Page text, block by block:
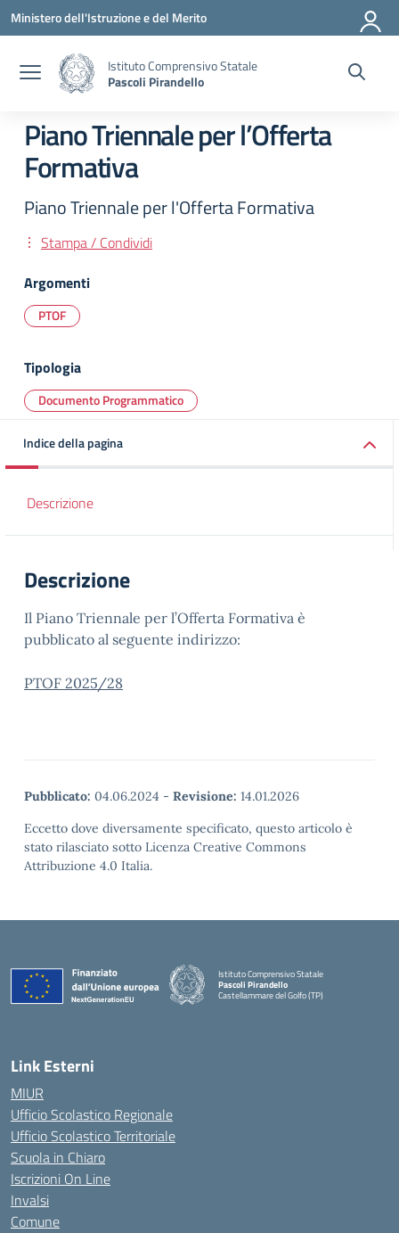
Vai ai contenuti
Vai al menu di navigazione
Vai al footer
Ministero dell'Istruzione e del Merito
Istituto Comprensivo Statale
Pascoli Pirandello
Piano Triennale per l’Offerta
Formativa
Piano Triennale per l'Offerta Formativa
Stampa / Condividi
Argomenti
PTOF
Tipologia
Documento Programmatico
Indice della pagina
Descrizione
Descrizione
Il Piano Triennale per l’Offerta Formativa è
pubblicato al seguente indirizzo:
PTOF 2025/28
Pubblicato: 04.06.2024 - Revisione: 14.01.2026
Eccetto dove diversamente specificato, questo articolo è
stato rilasciato sotto Licenza Creative Commons
Attribuzione 4.0 Italia.
Istituto Comprensivo Statale
Pascoli Pirandello
Castellammare del Golfo (TP)
Link Esterni
MIUR
Ufficio Scolastico Regionale
Ufficio Scolastico Territoriale
Scuola in Chiaro
Iscrizioni On Line
Invalsi
Comune